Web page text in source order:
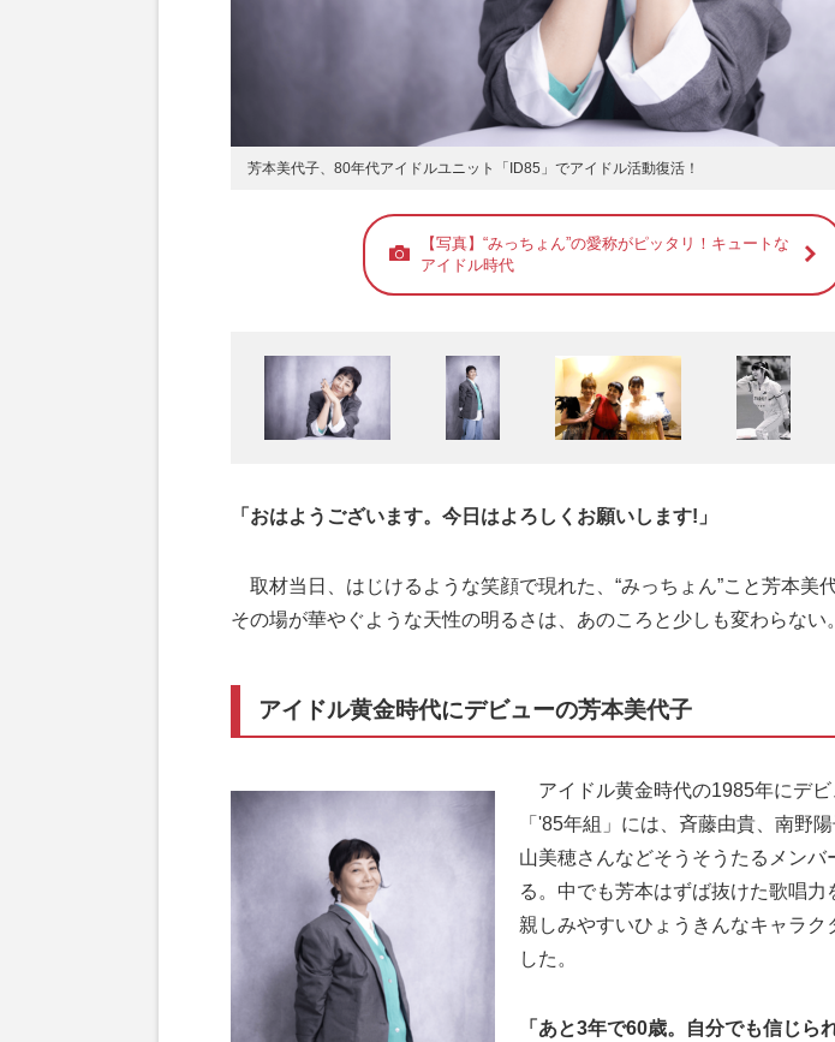
芳本美代子、80年代アイドルユニット「ID85」でアイドル活動復活！
【写真】“みっちょん”の愛称がピッタリ！キュートな
アイドル時代
「おはようございます。今日はよろしくお願いします!」
取材当日、はじけるような笑顔で現れた、“みっちょん”こと芳本美
その場が華やぐような天性の明るさは、あのころと少しも変わらない。
アイドル黄金時代にデビューの芳本美代子
アイドル黄金時代の1985年にデビ
「'85年組」には、斉藤由貴、南野
山美穂さんなどそうそうたるメンバ
る。中でも芳本はずば抜けた歌唱力
親しみやすいひょうきんなキャラク
した。
「あと3年で60歳。自分でも信じら